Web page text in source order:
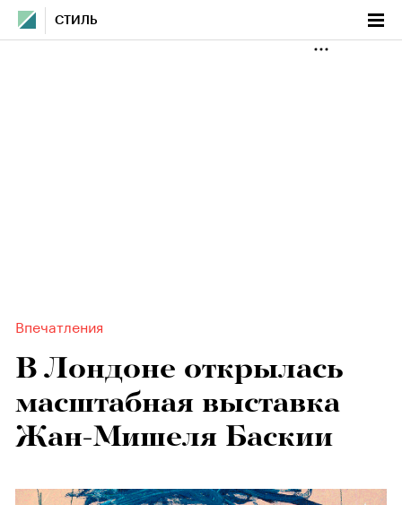
СТИЛЬ
Впечатления
В Лондоне открылась
масштабная выставка
Жан-Мишеля Баскии